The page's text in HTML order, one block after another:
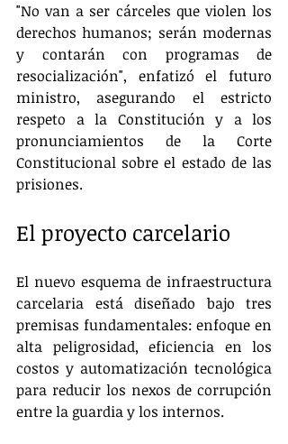
"No van a ser cárceles que violen los
derechos humanos; serán modernas
y contarán con programas de
resocialización", enfatizó el futuro
ministro, asegurando el estricto
respeto a la Constitución y a los
pronunciamientos de la Corte
Constitucional sobre el estado de las
prisiones.
El proyecto carcelario
El nuevo esquema de infraestructura
carcelaria está diseñado bajo tres
premisas fundamentales: enfoque en
alta peligrosidad, eficiencia en los
costos y automatización tecnológica
para reducir los nexos de corrupción
entre la guardia y los internos.